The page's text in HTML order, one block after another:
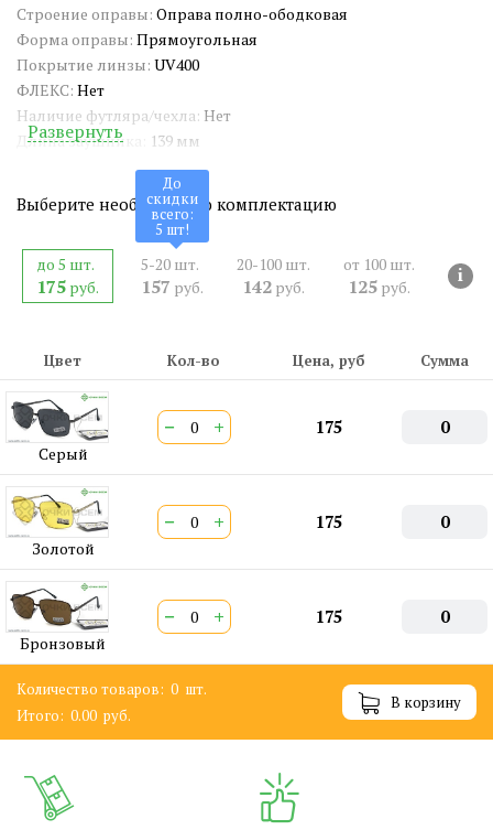
Строение оправы: Оправа полно-ободковая
Форма оправы: Прямоугольная
Покрытие линзы: UV400
ФЛЕКС: Нет
Наличие футляра/чехла: Нет
Длина заушника:
139 мм
Ширина окуляра:53 мм
145 мм
Ширина переносицы:18 мм
Страна происхождения:Китай
Артикул:SG-MP230107
СЕРТИФИКАТ:
РОСС CN.АМ05.Н15839
Развернуть
Выберите необходимую комплектацию
до 5 шт.
175 руб.
5-20 шт.
157 руб.
До
скидки
всего:
5 шт!
20-100 шт.
142 руб.
от 100 шт.
125 руб.
i
Цвет Кол-во Цена, руб Сумма
Серый
− + 175 0
Золотой
− + 175 0
Бронзовый
− + 175 0
Количество товаров: 0 шт.
Итого: 0.00 руб.
В корзину